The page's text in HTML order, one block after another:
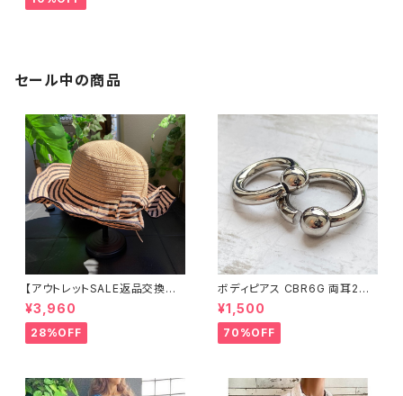
セール中の商品
【アウトレットSALE返品交換不
可8/20まで】つば広サマーハッ
ト・通気性・軽量 ワイヤー入りハ
ット ボーダー＆BIGリボン・女優
帽 UV/紫外線対策 レディースハ
¥3,960
28%OFF
ボディピアス CBR6G 両耳2個
セット 1ボール ネジ式 簡単脱着
サージカルステンレス NY直輸
入
¥1,500
70%OFF